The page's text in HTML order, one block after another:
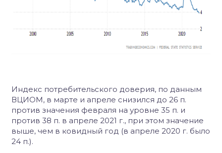
Индекс потребительского доверия, по данным
ВЦИОМ, в марте и апреле снизился до 26 п.
против значения февраля на уровне 35 п. и
против 38 п. в апреле 2021 г., при этом значение
выше, чем в ковидный год (в апреле 2020 г. было
24 п.).